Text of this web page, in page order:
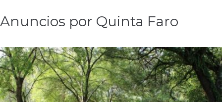
Anuncios por Quinta Faro